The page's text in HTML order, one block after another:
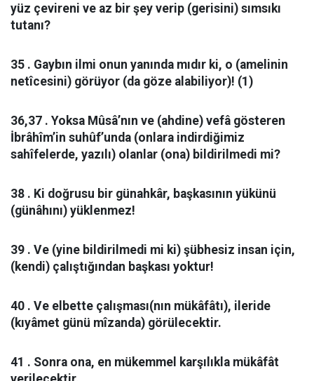
yüz çevireni ve az bir şey verip (gerisini) sımsıkı
tutanı?
35 . Gaybın ilmi onun yanında mıdır ki, o (amelinin
netîcesini) görüyor (da göze alabiliyor)! (1)
36,37 . Yoksa Mûsâ’nın ve (ahdine) vefâ gösteren
İbrâhîm’in suhûf’unda (onlara indirdiğimiz
sahîfelerde, yazılı) olanlar (ona) bildirilmedi mi?
38 . Ki doğrusu bir günahkâr, başkasının yükünü
(günâhını) yüklenmez!
39 . Ve (yine bildirilmedi mi ki) şübhesiz insan için,
(kendi) çalıştığından başkası yoktur!
40 . Ve elbette çalışması(nın mükâfâtı), ileride
(kıyâmet günü mîzanda) görülecektir.
41 . Sonra ona, en mükemmel karşılıkla mükâfât